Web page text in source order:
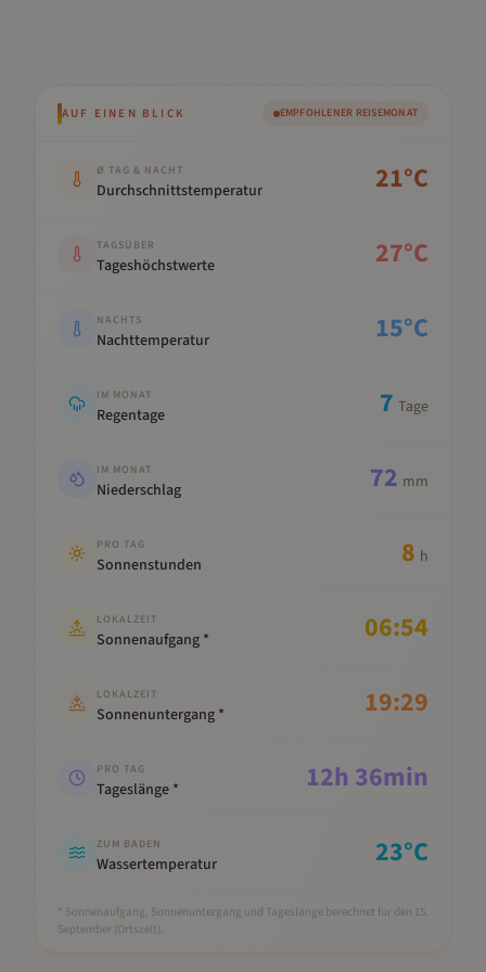
AUF EINEN BLICK EMPFOHLENER REISEMONAT
Ø TAG & NACHT
Durchschnittstemperatur 21°C
TAGSÜBER
Tageshöchstwerte 27°C
NACHTS
Nachttemperatur 15°C
IM MONAT
Regentage 7 Tage
IM MONAT
Niederschlag 72 mm
PRO TAG
Sonnenstunden 8 h
LOKALZEIT
Sonnenaufgang * 06:54
LOKALZEIT
Sonnenuntergang * 19:29
PRO TAG
Tageslänge * 12h 36min
ZUM BADEN
Wassertemperatur 23°C
* Sonnenaufgang, Sonnenuntergang und Tageslänge berechnet für den 15.
September (Ortszeit).